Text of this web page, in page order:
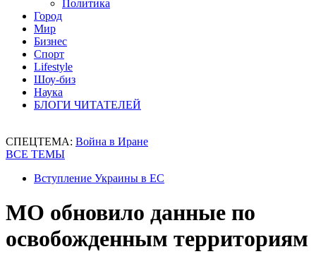
Политика
Город
Мир
Бизнес
Спорт
Lifestyle
Шоу-биз
Наука
БЛОГИ ЧИТАТЕЛЕЙ
СПЕЦТЕМА: Война в Иране
ВСЕ ТЕМЫ
Вступление Украины в ЕС
МО обновило данные по
освобожденным территориям